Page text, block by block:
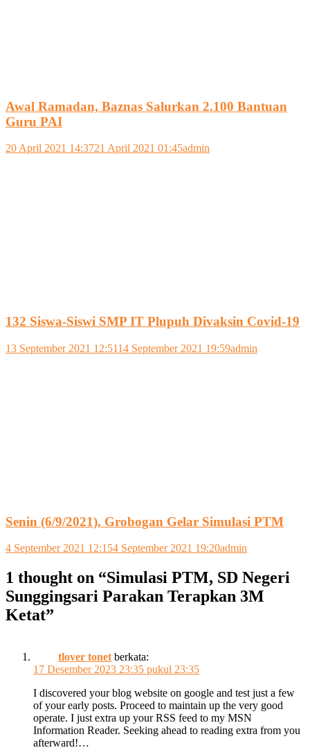
Awal Ramadan, Baznas Salurkan 2.100 Bantuan
Guru PAI
20 April 2021 14:3721 April 2021 01:45admin
132 Siswa-Siswi SMP IT Plupuh Divaksin Covid-19
13 September 2021 12:5114 September 2021 19:59admin
Senin (6/9/2021), Grobogan Gelar Simulasi PTM
4 September 2021 12:154 September 2021 19:20admin
1 thought on “Simulasi PTM, SD Negeri
Sunggingsari Parakan Terapkan 3M
Ketat”
tlover tonet berkata:
17 Desember 2023 23:35 pukul 23:35
I discovered your blog website on google and test just a few
of your early posts. Proceed to maintain up the very good
operate. I just extra up your RSS feed to my MSN
Information Reader. Seeking ahead to reading extra from you
afterward!…